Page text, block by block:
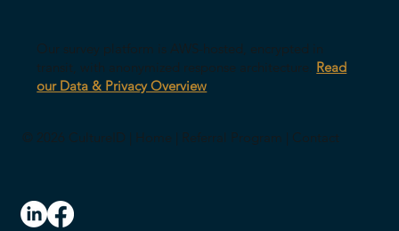
Our survey platform is AWS-hosted, encrypted in
transit, with anonymized response architecture. Read
our Data & Privacy Overview
© 2026 CultureID | Home Referral Program Contact